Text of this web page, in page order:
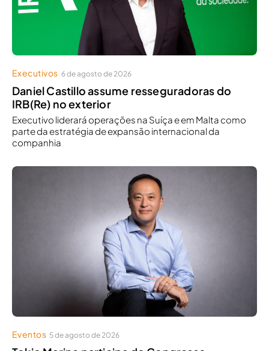
Executivos 6 de agosto de 2026
Daniel Castillo assume resseguradoras do
IRB(Re) no exterior
Executivo liderará operações na Suíça e em Malta como
parte da estratégia de expansão internacional da
companhia
Eventos 5 de agosto de 2026